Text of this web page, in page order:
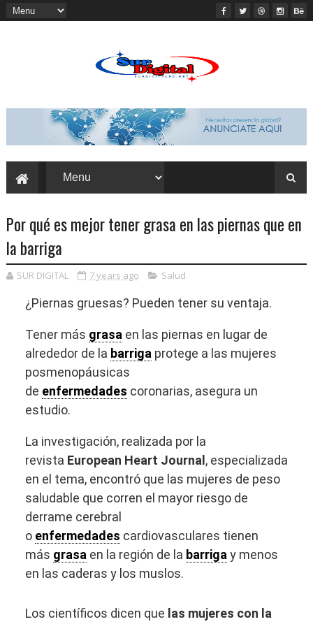
Por qué es mejor tener grasa en las piernas que en
la barriga
SUR DIGITAL 7 years ago Salud
¿Piernas gruesas? Pueden tener su ventaja.
Tener más grasa en las piernas en lugar de
alrededor de la barriga protege a las mujeres
posmenopáusicas
de enfermedades coronarias, asegura un
estudio.
La investigación, realizada por la
revista European Heart Journal , especializada
en el tema, encontró que las mujeres de peso
saludable que corren el mayor riesgo de
derrame cerebral
o enfermedades cardiovasculares tienen
más grasa en la región de la barriga y menos
en las caderas y los muslos.
Los científicos dicen que las mujeres con la